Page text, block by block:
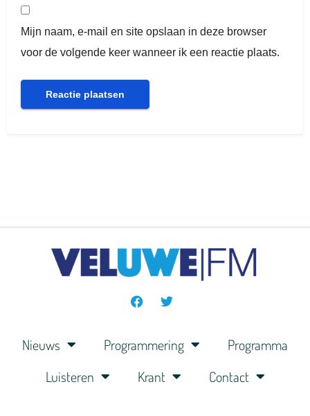
Mijn naam, e-mail en site opslaan in deze browser
voor de volgende keer wanneer ik een reactie plaats.
Nieuws Programmering
Programma
Luisteren
Krant Contact